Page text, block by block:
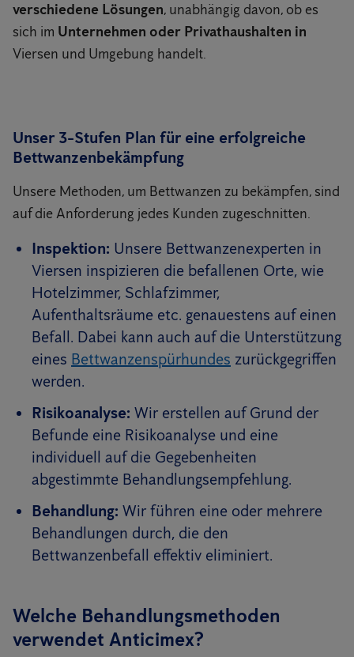
verschiedene Lösungen, unabhängig davon, ob es
sich im Unternehmen oder Privathaushalten in
Viersen und Umgebung handelt.
Unser 3-Stufen Plan für eine erfolgreiche
Bettwanzenbekämpfung
Unsere Methoden, um Bettwanzen zu bekämpfen, sind
auf die Anforderung jedes Kunden zugeschnitten.
Inspektion: Unsere Bettwanzenexperten in
Viersen inspizieren die befallenen Orte, wie
Hotelzimmer, Schlafzimmer,
Aufenthaltsräume etc. genauestens auf einen
Befall. Dabei kann auch auf die Unterstützung
eines Bettwanzenspürhundes zurückgegriffen
werden.
Risikoanalyse: Wir erstellen auf Grund der
Befunde eine Risikoanalyse und eine
individuell auf die Gegebenheiten
abgestimmte Behandlungsempfehlung.
Behandlung: Wir führen eine oder mehrere
Behandlungen durch, die den
Bettwanzenbefall effektiv eliminiert.
Welche Behandlungsmethoden
verwendet Anticimex?